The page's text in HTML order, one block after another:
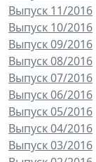
Выпуск 11/2016
Выпуск 10/2016
Выпуск 09/2016
Выпуск 08/2016
Выпуск 07/2016
Выпуск 06/2016
Выпуск 05/2016
Выпуск 04/2016
Выпуск 03/2016